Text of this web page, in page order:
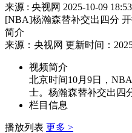
来源 : 央视网 2025-10-09 18:53
[NBA]杨瀚森替补交出四分
简介
来源：央视网 更新时间：
视频简介
北京时间10月9日，
士。杨瀚森替补交出四
栏目信息
播放列表 更多 >